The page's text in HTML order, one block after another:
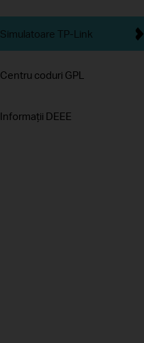
Simulatoare TP-Link
Centru coduri GPL
Informaţii DEEE